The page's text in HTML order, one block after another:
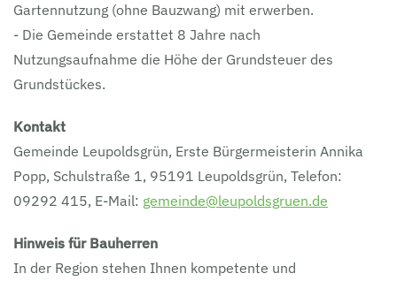
Gartennutzung (ohne Bauzwang) mit erwerben.
- Die Gemeinde erstattet 8 Jahre nach
Nutzungsaufnahme die Höhe der Grundsteuer des
Grundstückes.
Kontakt
Gemeinde Leupoldsgrün, Erste Bürgermeisterin Annika
Popp, Schulstraße 1, 95191 Leupoldsgrün, Telefon:
09292 415, E-Mail: gemeinde@leupoldsgruen.de
Hinweis für Bauherren
In der Region stehen Ihnen kompetente und